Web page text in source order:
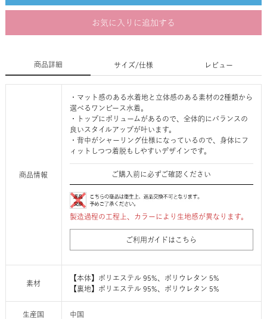
お気に入りに追加する
商品詳細 サイズ/仕様 レビュー
商品情報
・マット感のある水着地と立体感のある素材の2種類から
選べるワンピース水着。
・トップにボリュームがあるので、全体的にバランスの
良いスタイルアップが叶います。
・背中がシャーリング仕様になっているので、身体にフ
ィットしつつ着脱もしやすいデザインです。
ご購入前に必ずご確認ください
製造過程の工程上、カラーにより生地感が異なります。
ご利用ガイドはこちら
素材
【本体】ポリエステル 95%、ポリウレタン 5%
【裏地】ポリエステル 95%、ポリウレタン 5%
生産国 中国